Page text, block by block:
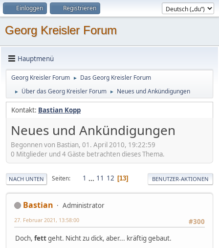
Einloggen Registrieren
Georg Kreisler Forum
Hauptmenü
Georg Kreisler Forum ► Das Georg Kreisler Forum
► Über das Georg Kreisler Forum ► Neues und Ankündigungen
Kontakt: Bastian Kopp
Neues und Ankündigungen
Begonnen von Bastian, 01. April 2010, 19:22:59
0 Mitglieder und 4 Gäste betrachten dieses Thema.
NACH UNTEN Seiten 1 ... 11 12 13 BENUTZER-AKTIONEN
Bastian
Administrator
#300
27. Februar 2021, 13:58:00
Doch, fettgeht. Nicht zu dick, aber... kräftig gebaut.